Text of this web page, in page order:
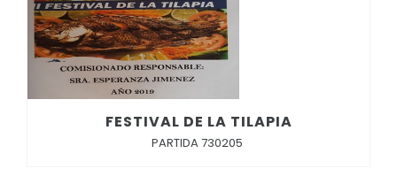
FESTIVAL DE LA TILAPIA
PARTIDA 730205